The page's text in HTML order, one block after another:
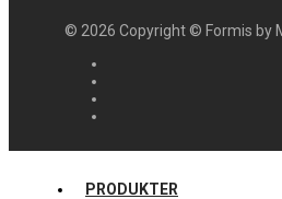
© 2026 Copyright © Formis by
PRODUKTER